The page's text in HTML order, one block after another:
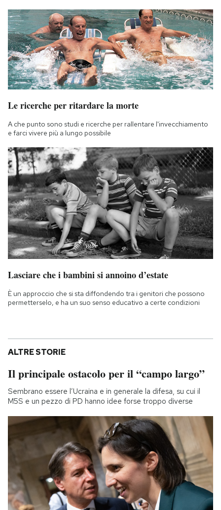
Le ricerche per ritardare la morte
A che punto sono studi e ricerche per rallentare l'invecchiamento
e farci vivere più a lungo possibile
Lasciare che i bambini si annoino d’estate
È un approccio che si sta diffondendo tra i genitori che possono
permetterselo, e ha un suo senso educativo a certe condizioni
ALTRE STORIE
Il principale ostacolo per il “campo largo”
Sembrano essere l’Ucraina e in generale la difesa, su cui il
M5S e un pezzo di PD hanno idee forse troppo diverse